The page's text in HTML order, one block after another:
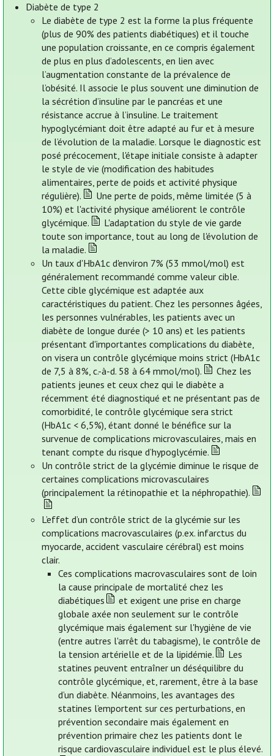
Diabète de type 2
Le diabète de type 2 est la forme la plus fréquente
(plus de 90% des patients diabétiques) et il touche
une population croissante, en ce compris également
de plus en plus d’adolescents, en lien avec
l’augmentation constante de la prévalence de
l’obésité. Il associe le plus souvent une diminution de
la sécrétion d’insuline par le pancréas et une
résistance accrue à l’insuline. Le traitement
hypoglycémiant doit être adapté au fur et à mesure
de l’évolution de la maladie. Lorsque le diagnostic est
posé précocement, l'étape initiale consiste à adapter
le style de vie (modification des habitudes
alimentaires, perte de poids et activité physique
régulière).
Une perte de poids, même limitée (5 à
10%) et l'activité physique améliorent le contrôle
glycémique.
L'adaptation du style de vie garde
toute son importance, tout au long de l'évolution de
la maladie.
Un taux d'HbA1c d'environ 7% (53 mmol/mol) est
généralement recommandé comme valeur cible.
Cette cible glycémique est adaptée aux
caractéristiques du patient. Chez les personnes âgées,
les personnes vulnérables, les patients avec un
diabète de longue durée (> 10 ans) et les patients
présentant d'importantes complications du diabète,
on visera un contrôle glycémique moins strict (HbA1c
de 7,5 à 8%, c.-à-d. 58 à 64 mmol/mol).
Chez les
patients jeunes et ceux chez qui le diabète a
récemment été diagnostiqué et ne présentant pas de
comorbidité, le contrôle glycémique sera strict
(HbA1c < 6,5%), étant donné le bénéfice sur la
survenue de complications microvasculaires, mais en
tenant compte du risque d’hypoglycémie.
Un contrôle strict de la glycémie diminue le risque de
certaines complications microvasculaires
(principalement la rétinopathie et la néphropathie).
L’effet d’un contrôle strict de la glycémie sur les
complications macrovasculaires (p.ex. infarctus du
myocarde, accident vasculaire cérébral) est moins
clair.
Ces complications macrovasculaires sont de loin
la cause principale de mortalité chez les
diabétiques
et exigent une prise en charge
globale axée non seulement sur le contrôle
glycémique mais également sur l'hygiène de vie
(entre autres l'arrêt du tabagisme), le contrôle de
la tension artérielle et de la lipidémie.
Les
statines peuvent entraîner un déséquilibre du
contrôle glycémique, et, rarement, être à la base
d’un diabète. Néanmoins, les avantages des
statines l’emportent sur ces perturbations, en
prévention secondaire mais également en
prévention primaire chez les patients dont le
risque cardiovasculaire individuel est le plus élevé.